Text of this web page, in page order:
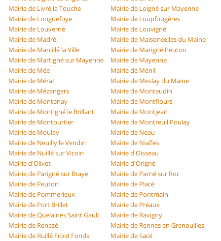
Mairie de Livré la Touche
Mairie de Loigné sur Mayenne
Mairie de Longuefuye
Mairie de Loupfougères
Mairie de Louverné
Mairie de Louvigné
Mairie de Madré
Mairie de Maisoncelles du Maine
Mairie de Marcillé la Ville
Mairie de Marigné Peuton
Mairie de Martigné sur Mayenne
Mairie de Mayenne
Mairie de Mée
Mairie de Ménil
Mairie de Méral
Mairie de Meslay du Maine
Mairie de Mézangers
Mairie de Montaudin
Mairie de Montenay
Mairie de Montflours
Mairie de Montigné le Brillant
Mairie de Montjean
Mairie de Montourtier
Mairie de Montreuil Poulay
Mairie de Moulay
Mairie de Neau
Mairie de Neuilly le Vendin
Mairie de Niafles
Mairie de Nuillé sur Vicoin
Mairie d'Oisseau
Mairie d'Olivet
Mairie d'Origné
Mairie de Parigné sur Braye
Mairie de Parné sur Roc
Mairie de Peuton
Mairie de Placé
Mairie de Pommerieux
Mairie de Pontmain
Mairie de Port Brillet
Mairie de Préaux
Mairie de Quelaines Saint Gault
Mairie de Ravigny
Mairie de Renazé
Mairie de Rennes en Grenouilles
Mairie de Ruillé Froid Fonds
Mairie de Sacé